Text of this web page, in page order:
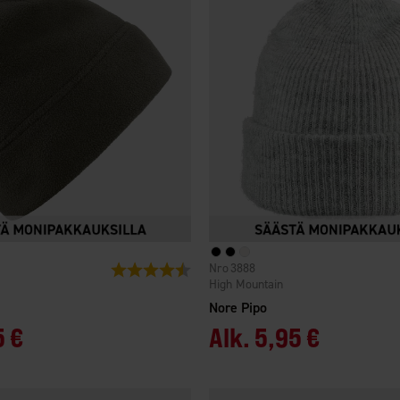
€
Arvio: 4.4 5:sta tähdestä
Nore Pipo
High Mountain
3888
Alk. 5,95 €